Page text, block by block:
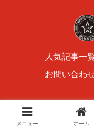
人気記事一
お問い合わ
© 2017
メニュー ホーム